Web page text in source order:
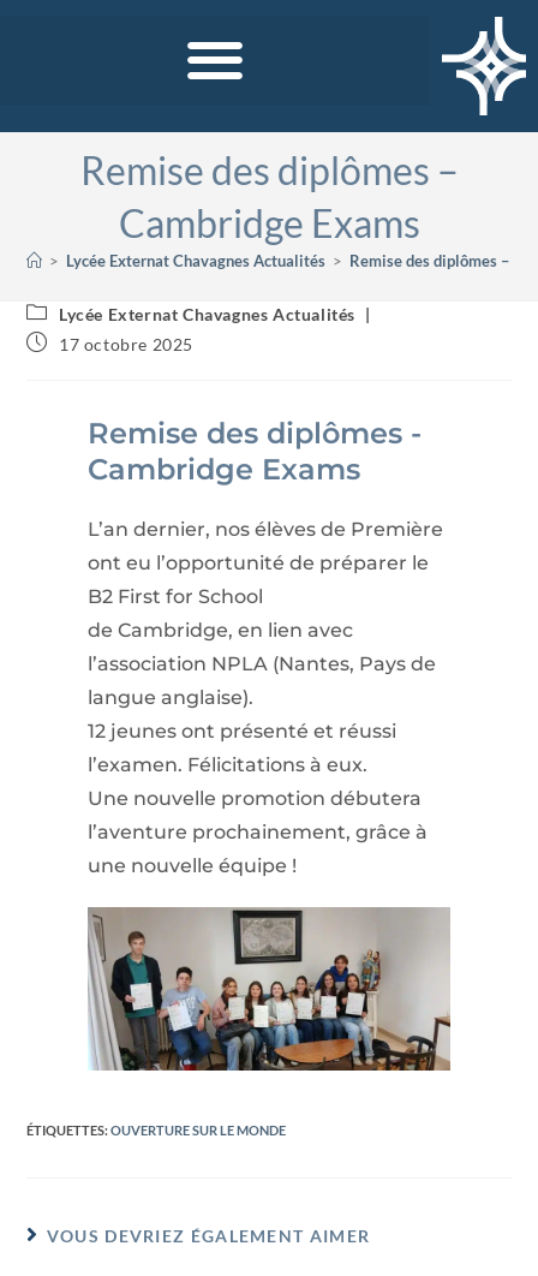
Remise des diplômes –
Cambridge Exams
> Lycée Externat Chavagnes Actualités > Remise des diplômes –
Lycée Externat Chavagnes Actualités
17 octobre 2025
Remise des diplômes -
Cambridge Exams
L’an dernier, nos élèves de Première
ont eu l’opportunité de préparer le
B2 First for School
de Cambridge, en lien avec
l’association NPLA (Nantes, Pays de
langue anglaise).
12 jeunes ont présenté et réussi
l’examen. Félicitations à eux.
Une nouvelle promotion débutera
l’aventure prochainement, grâce à
une nouvelle équipe !
ÉTIQUETTES:OUVERTURE SUR LE MONDE
VOUS DEVRIEZ ÉGALEMENT AIMER